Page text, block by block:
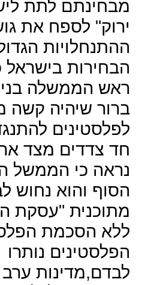
מבחינתם לתת
ירוק" לספח את
ההתנחלויות
הבחירות בישראל
ראש הממשלה
ברור שיהיה קשה
לפלסטינים
חד צדדים מצד
נראה כי הממשל
הסוף והוא נחוש
מתוכנית "עסקת
ללא הסכמת
הפלסטינים נותרו
לבדם,מדינות